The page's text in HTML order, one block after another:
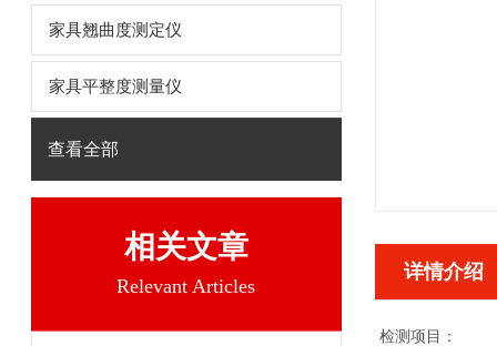
家具翘曲度测定仪
家具平整度测量仪
查看全部
相关文章
Relevant Articles
详情介绍
检测项目：